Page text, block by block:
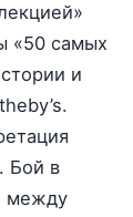
«50 самых
и
Бой в
между